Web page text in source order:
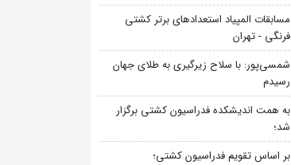
مسابقات المپیاد استعدادهای برتر کشتی
فرنگی - تهران
شمسی‌پور: با سلاح زیرگیری به طلای جهان
رسیدم
به همت اندیشکده فدراسیون کشتی برگزار
شد؛
بر اساس تقویم فدراسیون کشتی؛